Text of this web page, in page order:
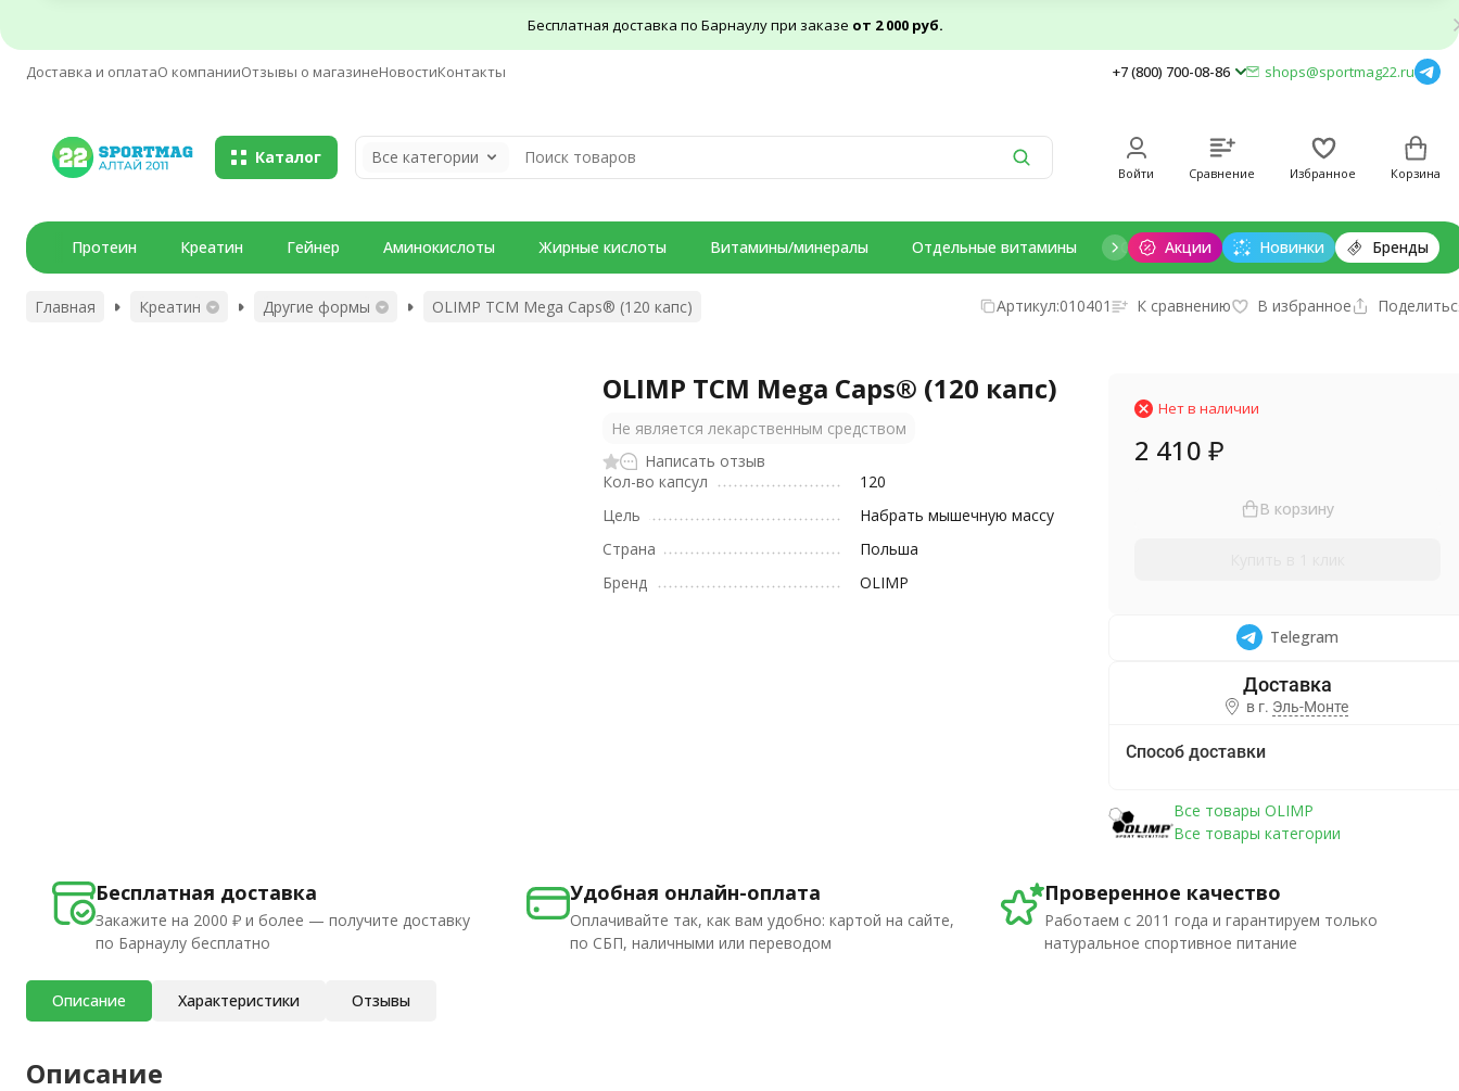
Бесплатная доставка по Барнаулу при заказе от 2 000 руб.
Доставка и оплатаО компанииОтзывы о магазинеНовостиКонтакты +7 (800) 700-08-86 shops@sportmag22.ru
Каталог Все категории
Войти Сравнение Избранное Корзина
Акции Новинки Бренды
Протеин Креатин Гейнер Аминокислоты Жирные кислоты Витамины/минералы Отдельные витамины Отдельные минералы Добавки для
Главная Креатин Другие формы OLIMP TCM Mega Caps® (120 капс) Артикул:010401 К сравнению В избранное
OLIMP TCM Mega Caps® (120 капс)
Не является лекарственным средством
Написать отзыв
Кол-во капсул
120
Цель
Набрать мышечную массу
Страна
Польша
Бренд
OLIMP
Нет в наличии
2 410 ₽
В корзину
Telegram
в г. Эль-Монте
Способ доставки
Все товары OLIMP
Все товары категории
Бесплатная доставка
Закажите на 2000 ₽ и более — получите доставку
по Барнаулу бесплатно
Удобная онлайн-оплата
Оплачивайте так, как вам удобно: картой на сайте,
по СБП, наличными или переводом
Проверенное качество
Работаем с 2011 года и гарантируем только
натуральное спортивное питание
Описание Характеристики Отзывы
Описание